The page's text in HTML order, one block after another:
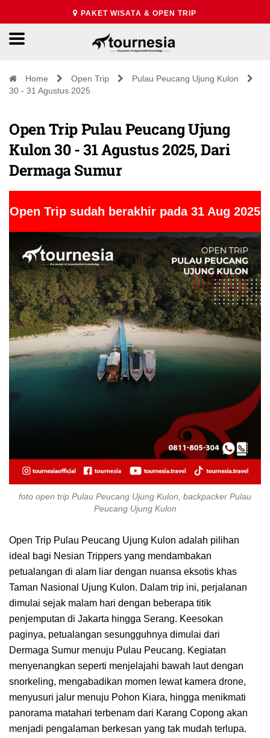
PAKET WISATA & OPEN TRIP
Home Open Trip
Pulau Peucang Ujung Kulon
30 - 31 Agustus 2025
Open Trip Pulau Peucang Ujung
Kulon 30 - 31 Agustus 2025, Dari
Dermaga Sumur
Open Trip sudah berakhir pada 31 Aug 2025
foto open trip Pulau Peucang Ujung Kulon, backpacker Pulau
Peucang Ujung Kulon
Open Trip Pulau Peucang Ujung Kulon adalah pilihan
ideal bagi Nesian Trippers yang mendambakan
petualangan di alam liar dengan nuansa eksotis khas
Taman Nasional Ujung Kulon. Dalam trip ini, perjalanan
dimulai sejak malam hari dengan beberapa titik
penjemputan di Jakarta hingga Serang. Keesokan
paginya, petualangan sesungguhnya dimulai dari
Dermaga Sumur menuju Pulau Peucang. Kegiatan
menyenangkan seperti menjelajahi bawah laut dengan
snorkeling, mengabadikan momen lewat kamera drone,
menyusuri jalur menuju Pohon Kiara, hingga menikmati
panorama matahari terbenam dari Karang Copong akan
menjadi pengalaman berkesan yang tak mudah terlupa.